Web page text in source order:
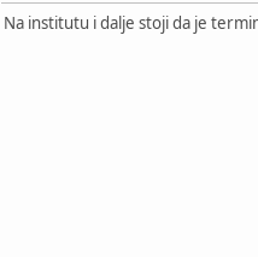
Na institutu i dalje stoji da je